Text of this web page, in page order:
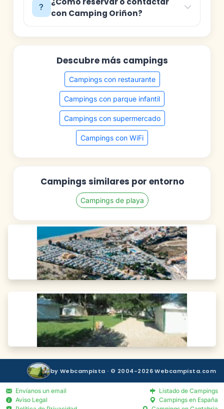
con Camping Oriñon?
Descubre más campings
Campings con restaurante
Campings con parque infantil
Campings con supermercado
Campings con WiFi
Campings similares por entorno
Campings de playa
by Webcampista · © 2004-2026 Webcampista.com
Envíanos un email
Aviso Legal
Listado de Campings
Campings en España